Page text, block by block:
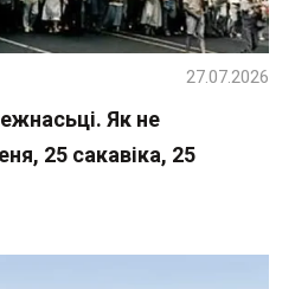
Як не
25 сакавіка, 25
27.07.2026